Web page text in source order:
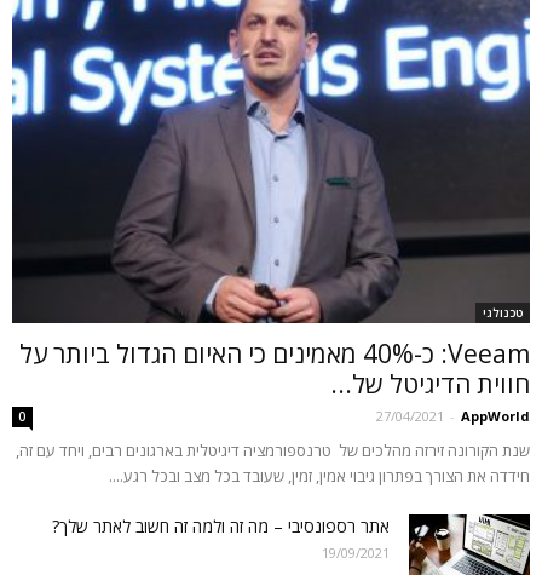
טכנולגי
Veeam: כ-40% מאמינים כי האיום הגדול ביותר על
חווית הדיגיטל של...
AppWorld
-
27/04/2021
0
שנת הקורונה זירזה מהלכים של טרנספורמציה דיגיטלית בארגונים רבים, ויחד עם זה,
חידדה את הצורך בפתרון גיבוי אמין, זמין, שעובד בכל מצב ובכל רגע....
אתר רספונסיבי – מה זה ולמה זה חשוב לאתר שלך?
19/09/2021